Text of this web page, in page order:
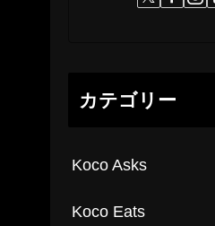
カテゴリー
Koco Asks
Koco Eats